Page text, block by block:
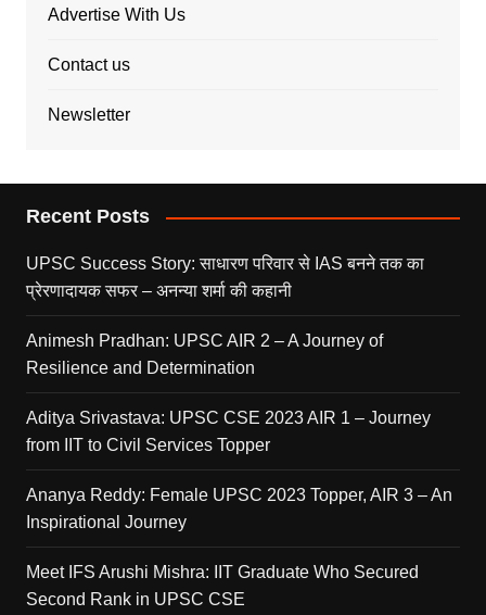
Advertise With Us
Contact us
Newsletter
Recent Posts
UPSC Success Story: साधारण परिवार से IAS बनने तक का
प्रेरणादायक सफर – अनन्या शर्मा की कहानी
Animesh Pradhan: UPSC AIR 2 – A Journey of
Resilience and Determination
Aditya Srivastava: UPSC CSE 2023 AIR 1 – Journey
from IIT to Civil Services Topper
Ananya Reddy: Female UPSC 2023 Topper, AIR 3 – An
Inspirational Journey
Meet IFS Arushi Mishra: IIT Graduate Who Secured
Second Rank in UPSC CSE